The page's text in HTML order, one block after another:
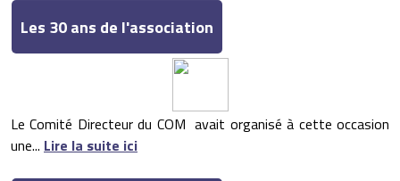
Les 30 ans de l'association
Le Comité Directeur du COM avait organisé à cette occasion
une... Lire la suite ici